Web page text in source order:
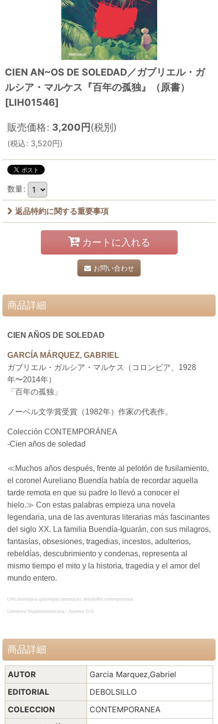
CIEN AN~OS DE SOLEDAD／ガブリエル・ガ
ルシア・マルケス『百年の孤独』（原書）
[LIH01546]
販売価格: 3,200 円 (税別)
(税込: 3,520円)
数量:
返品特約に関する重要事項
カートに入れる
お問い合わせ
商品詳細
CIEN AÑOS DE SOLEDAD
GARCÍA MÁRQUEZ, GABRIEL
ガブリエル・ガルシア・マルケス（コロンビア、1928
年〜2014年）
「百年の孤独」
ノーベル文学賞受賞（1982年）作家の代表作。
Colección CONTEMPORÁNEA
-Cien años de soledad
≪Muchos años después, frente al pelotón de fusilamiento,
el coronel Aureliano Buendía había de recordar aquella
tarde remota en que su padre lo llevó a conocer el
hielo.≫ Con estas palabras empieza una novela
legendaria, una de las aventuras literarias más fascinantes
del siglo XX. La familia Buendía-Iguarán, con sus milagros,
fantasías, obsesiones, tragedias, incestos, adulterios,
rebeldías, descubrimiento y condenas, representa al
mismo tiempo el mito y la historia, tragedia y el amor del
mundo entero.
LIHcolombiana.gabrielgarciamarquez.debolsillocontemporanea
Literatura hispanoamericana - Autores G-G
商品詳細
AUTOR
Garcia Marquez,Gabriel
EDITORIAL
DEBOLSILLO
COLECCION
CONTEMPORANEA